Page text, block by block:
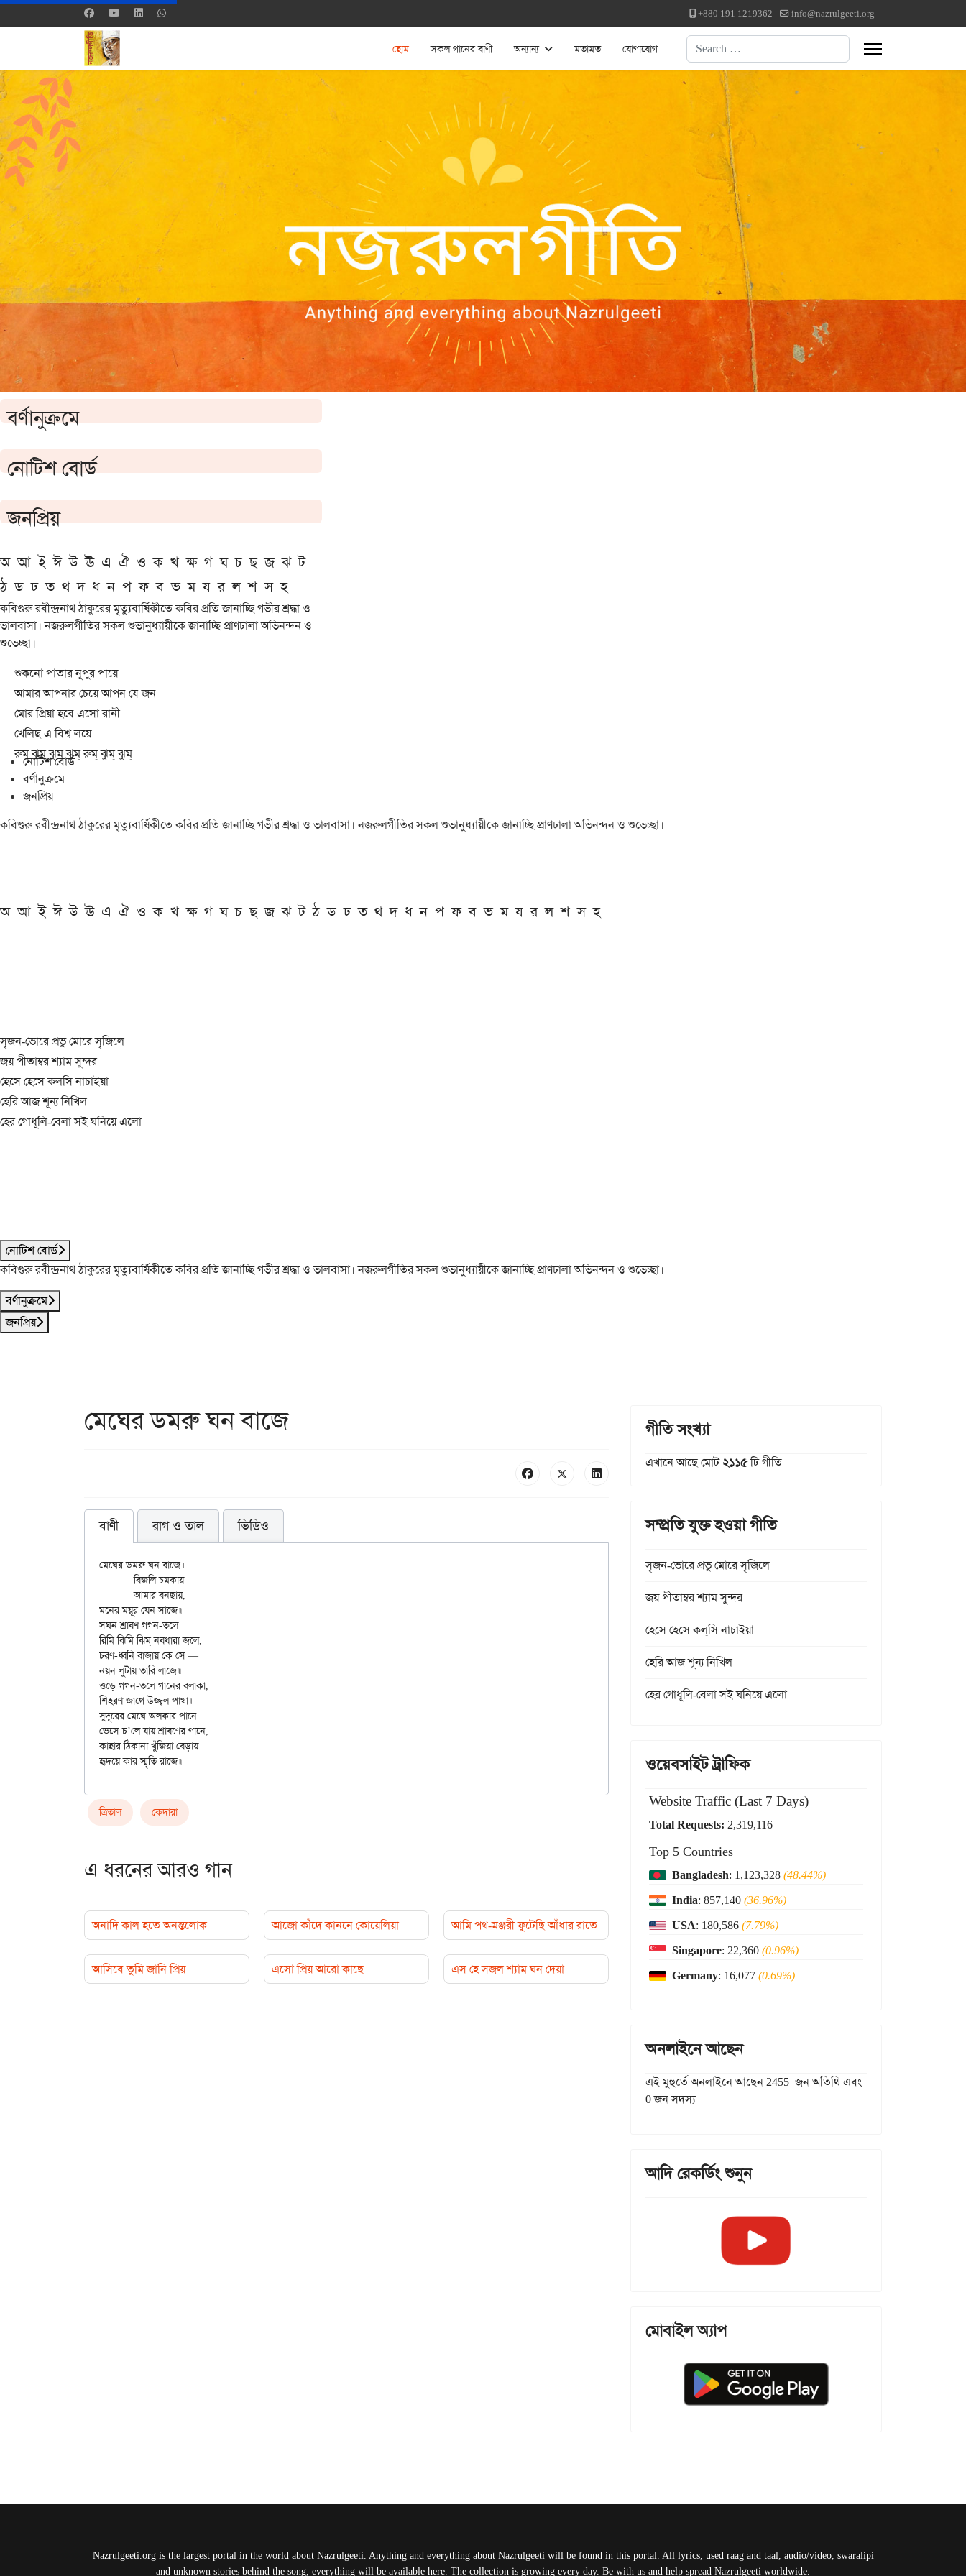
+880 191 1219362 info@nazrulgeeti.org
হোম সকল গানের বাণী অন্যান্য মতামত যোগাযোগ Search
বর্ণানুক্রমে
নোটিশ বোর্ড
জনপ্রিয়
অ আ ই ঈ উ ঊ এ ঐ ও ক খ ক্ষ গ ঘ চ ছ জ ঝ ট
ঠ ড ঢ ত থ দ ধ ন প ফ ব ভ ম য র ল শ স হ
কবিগুরু রবীন্দ্রনাথ ঠাকুরের মৃত্যুবার্ষিকীতে কবির প্রতি জানাচ্ছি গভীর শ্রদ্ধা ও
ভালবাসা। নজরুলগীতির সকল শুভানুধ্যায়ীকে জানাচ্ছি প্রাণঢালা অভিনন্দন ও
শুভেচ্ছা।
শুকনো পাতার নূপুর পায়ে
আমার আপনার চেয়ে আপন যে জন
মোর প্রিয়া হবে এসো রানী
খেলিছ এ বিশ্ব লয়ে
রুম্ ঝুম্ ঝুম্ ঝুম্ রুম্ ঝুম্ ঝুম্
নোটিশ বোর্ড
বর্ণানুক্রমে
জনপ্রিয়
কবিগুরু রবীন্দ্রনাথ ঠাকুরের মৃত্যুবার্ষিকীতে কবির প্রতি জানাচ্ছি গভীর শ্রদ্ধা ও ভালবাসা। নজরুলগীতির সকল শুভানুধ্যায়ীকে জানাচ্ছি প্রাণঢালা অভিনন্দন ও শুভেচ্ছা।
অ আ ই ঈ উ ঊ এ ঐ ও ক খ ক্ষ গ ঘ চ ছ জ ঝ ট ঠ ড ঢ ত থ দ ধ ন প ফ ব ভ ম য র ল শ স হ
সৃজন-ভোরে প্রভু মোরে সৃজিলে
জয় পীতাম্বর শ্যাম সুন্দর
হেসে হেসে কল্‌সি নাচাইয়া
হেরি আজ শূন্য নিখিল
হের গোধূলি-বেলা সই ঘনিয়ে এলো
নোটিশ বোর্ড
কবিগুরু রবীন্দ্রনাথ ঠাকুরের মৃত্যুবার্ষিকীতে কবির প্রতি জানাচ্ছি গভীর শ্রদ্ধা ও ভালবাসা। নজরুলগীতির সকল শুভানুধ্যায়ীকে জানাচ্ছি প্রাণঢালা অভিনন্দন ও শুভেচ্ছা।
বর্ণানুক্রমে
জনপ্রিয়
মেঘের ডমরু ঘন বাজে
বাণী রাগ ও তাল ভিডিও
মেঘের ডমরু ঘন বাজে।
	বিজলি চমকায়
	আমার বনছায়,
মনের ময়ূর যেন সাজে॥
সঘন শ্রাবণ গগন-তলে
রিমি ঝিমি ঝিম্ নবধারা জলে,
চরণ-ধ্বনি বাজায় কে সে —
নয়ন লুটায় তারি লাজে॥
ওড়ে গগন-তলে গানের বলাকা,
শিহরণ জাগে উজ্জ্বল পাখা।
সুদূরের মেঘে অলকার পানে
ভেসে চ’লে যায় শ্রাবণের গানে,
কাহার ঠিকানা খুঁজিয়া বেড়ায় —
ত্রিতাল কেদারা
এ ধরনের আরও গান
অনাদি কাল হতে অনন্তলোক আজো কাঁদে কাননে কোয়েলিয়া আমি পথ-মঞ্জরী ফুটেছি আঁধার রাতে
আসিবে তুমি জানি প্রিয় এসো প্রিয় আরো কাছে এস হে সজল শ্যাম ঘন দেয়া
গীতি সংখ্যা
এখানে আছে মোট২১১৫টি গীতি
সম্প্রতি যুক্ত হওয়া গীতি
সৃজন-ভোরে প্রভু মোরে সৃজিলে
জয় পীতাম্বর শ্যাম সুন্দর
হেসে হেসে কল্‌সি নাচাইয়া
হেরি আজ শূন্য নিখিল
হের গোধূলি-বেলা সই ঘনিয়ে এলো
ওয়েবসাইট ট্রাফিক
Website Traffic (Last 7 Days)
Total Requests: 2,319,116
Top 5 Countries
Bangladesh: 1,123,328(48.44%)
India: 857,140(36.96%)
USA: 180,586(7.79%)
Singapore: 22,360(0.96%)
Germany: 16,077(0.69%)
অনলাইনে আছেন
এই মুহুর্তে অনলাইনে আছেন 2455 জন অতিথি এবং
0 জন সদস্য
আদি রেকর্ডিং শুনুন
মোবাইল অ্যাপ
Nazrulgeeti.org is the largest portal in the world about Nazrulgeeti. Anything and everything about Nazrulgeeti will be found in this portal. All lyrics, used raag and taal, audio/video, swaralipi
and unknown stories behind the song, everything will be available here. The collection is growing every day. Be with us and help spread Nazrulgeeti worldwide.